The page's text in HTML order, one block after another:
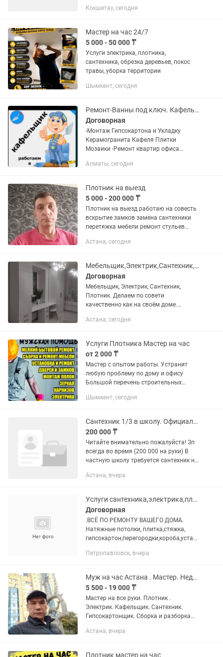
квалифицированные специалисты
строительных профессий: Каменщик –
возведение стен и перегородок. ...
Кокшетау, сегодня
Мастер на час 24/7
5 000 - 50 000 ₸
Услуги электрика, плотника,
сантехника, обрезка деревьев, покос
травы, уборка территории
Шымкент, сегодня
Ремонт-Ванны под ключ. Кафельщик-Гипсокартонщик. МАСТЕР.
Договорная
-Монтаж Гипсокартона и Укладку
Керамогранита Кафеля Плитки
Мозаики -Ремонт квартир офиса
штукатур маляр сантехник электрик
Алматы, сегодня
Плотник на выезд
5 000 - 200 000 ₸
Плотник на выезд работаю на совесть
вскрытие замков замена сантехники
перетяжка мебели ремонт стульев
Астана, сегодня
Мебельщик,Электрик,Сантехник,Плотник.
Договорная
Мебельщик, Электрик, Сантехник,
Плотник. Делаем по совети
качественно как на своём доме.
келісуге болады.
Астана, сегодня
Услуги Плотника Мастер на час
от 2 000 ₸
Мастер с опытом работы. Устранит
любую проблему по дому и офису
Большой перечень строительных
Гарантия качество Звоните в любое
Шымкент, сегодня
Сантехник 1/3 в школу. Официально. Питание, развозка.
200 000 ₸
Читайте внимательно пожалуйста! Зп
всегда во время (200 000 на руки) В
частную школу требуется сантехник на
обязателен!!! (В частности с
Астана, вчера
Услуги сантехника,электрика,плотника,плитка,сбор-разбор, ремонт мебели
Договорная
.ВСЁ ПО РЕМОНТУ ВАШЕГО ДОМА.
Натяжные потолки, плитка,стяжка,
гипсокартон,перегородки,короба,устан
перетяжка, модернизация мягкой и
Петропавловск, вчера
Муж на час Астана . Мастер. Недорого
5 500 - 19 000 ₸
Мастер на все руки. Плотник .
Электрик. Кафельщик. Сантехник.
Гипсокартонщик. Сборка и разборка
все...работаем
Астана, вчера
Плотник мастер на час